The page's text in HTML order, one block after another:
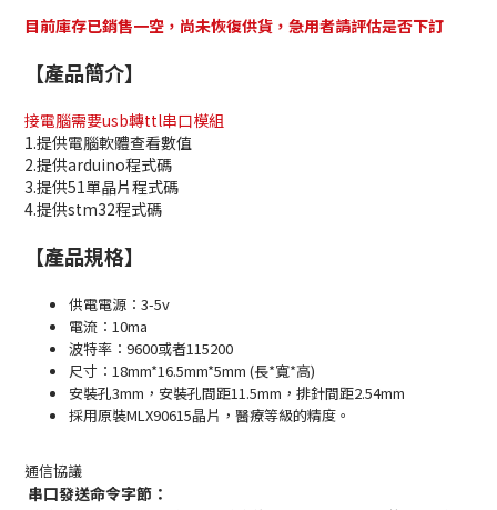
目前庫存已銷售一空，尚未恢復供貨，急用者請評估是否下訂
【產品簡介】
接電腦需要usb轉ttl串口模組
1.提供電腦軟體查看數值
2.提供arduino程式碼
3.提供51單晶片程式碼
4.提供stm32程式碼
【產品規格】
供電電源：3-5v
電流：10ma
波特率：9600或者115200
尺寸：18mm*16.5mm*5mm (長*寬*高)
安裝孔3mm，安裝孔間距11.5mm，排針間距2.54mm
採用原裝MLX90615晶片，醫療等級的精度。
通信協議
串口發送命令字節：